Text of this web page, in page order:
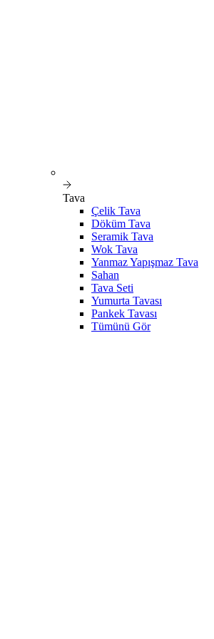
Tava
Çelik Tava
Döküm Tava
Seramik Tava
Wok Tava
Yanmaz Yapışmaz Tava
Sahan
Tava Seti
Yumurta Tavası
Pankek Tavası
Tümünü Gör